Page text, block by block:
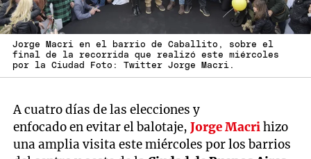
Jorge Macri en el barrio de Caballito, sobre el
final de la recorrida que realizó este miércoles
por la Ciudad Foto: Twitter Jorge Macri.
A cuatro días de las elecciones y
enfocado en evitar el balotaje,Jorge Macrihizo
una amplia visita este miércoles por los barrios